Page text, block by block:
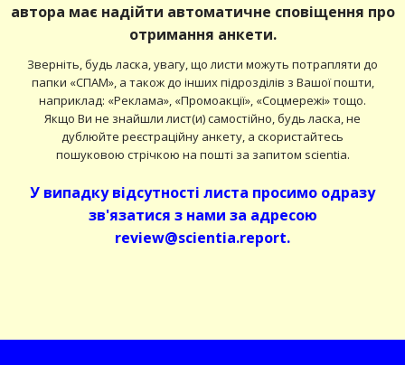
автора має надійти автоматичне сповіщення про
отримання анкети.
Зверніть, будь ласка, увагу, що листи можуть потрапляти до
папки «СПАМ», а також до інших підрозділів з Вашої пошти,
наприклад: «Реклама», «Промоакції», «Соцмережі» тощо.
Якщо Ви не знайшли лист(и) самостійно, будь ласка, не
дублюйте реєстраційну анкету, а скористайтесь
пошуковою стрічкою на пошті за запитом scientia.
У випадку відсутності листа просимо одразу
зв'язатися з нами за адресою
review@scientia.report.